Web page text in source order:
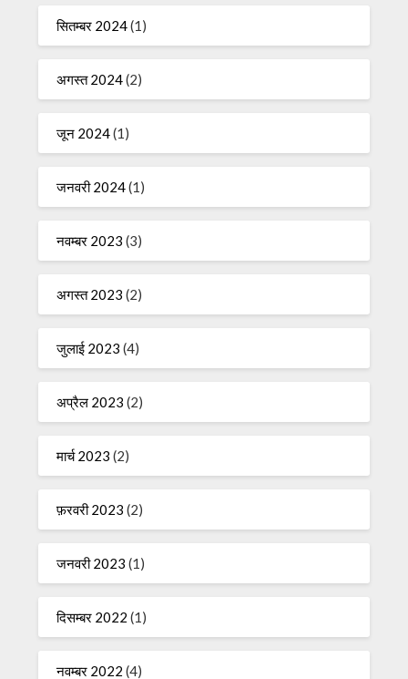
सितम्बर 2024(1)
अगस्त 2024(2)
जून 2024(1)
जनवरी 2024(1)
नवम्बर 2023 (3)
अगस्त 2023 (2)
जुलाई 2023 (4)
अप्रैल 2023 (2)
मार्च 2023 (2)
फ़रवरी 2023 (2)
जनवरी 2023 (1)
दिसम्बर 2022 (1)
नवम्बर 2022 (4)